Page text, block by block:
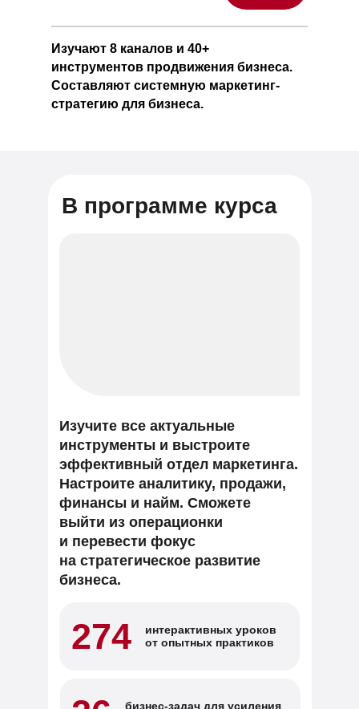
Изучают 8 каналов и 40+
инструментов продвижения бизнеса.
Составляют системную маркетинг-
стратегию для бизнеса.
Изучите все актуальные
инструменты и выстроите
эффективный отдел маркетинга.
Настроите аналитику, продажи,
финансы и найм. Сможете
выйти из операционки
и перевести фокус
на стратегическое развитие
бизнеса.
274
интерактивных уроков
от опытных практиков
бизнес-задач для усиления
В программе курса